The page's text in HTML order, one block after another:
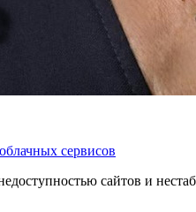
сервисов
сайтов и